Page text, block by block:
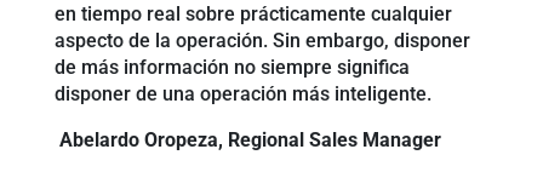
en tiempo real sobre prácticamente cualquier
aspecto de la operación. Sin embargo, disponer
de más información no siempre significa
disponer de una operación más inteligente.
Abelardo Oropeza, Regional Sales Manager